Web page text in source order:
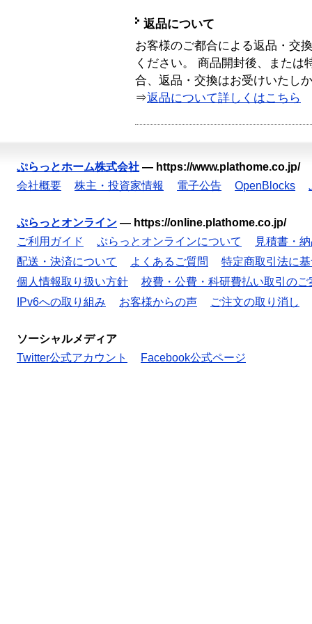
返品について
お客様のご都合による返品・交
ください。 商品開封後、または
合、返品・交換はお受けいたし
⇒返品について詳しくはこちら
ぷらっとホーム株式会社 — https://www.plathome.co.jp/
会社概要
株主・投資家情報 電子公告 OpenBlocks
ぷらっとオンライン — https://online.plathome.co.jp/
ご利用ガイド
ぷらっとオンラインについて
見積書・
配送・決済について
よくあるご質問
特定商取引法に
個人情報取り扱い方針
校費・公費・科研費払い取引のご
IPv6への取り組み
お客様からの声 ご注文の取り消し
ソーシャルメディア
Twitter公式アカウント
Facebook公式ページ